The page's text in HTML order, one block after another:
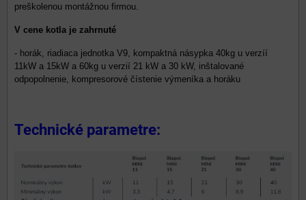
preškolenou montážnou firmou.
V cene kotla je zahrnuté
- horák, riadiaca jednotka V9, kompaktná násypka 40kg u verzíí
11kW a 15kW a 60kg u verzií 21 kW a 30 kW, inštalované
odpopolnenie, kompresorové čístenie výmeníka a horáku
Technické parametre: